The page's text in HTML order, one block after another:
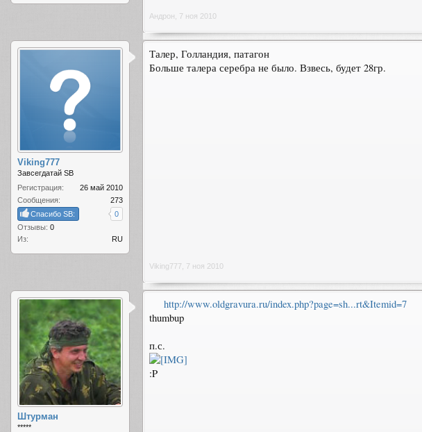
Андрон 7 ноя 2010
Viking777
Завсегдатай SB
Регистрация:
26 май 2010
Сообщения:
273
Спасибо SB:
0
Отзывы: 0
Из:
RU
Талер, Голландия, патагон
Больше талера серебра не было. Взвесь, будет 28гр.
Viking777 7 ноя 2010
Штурман
*****
http://www.oldgravura.ru/index.php?page=sh...rt&Itemid=7
thumbup
п.с.
:P